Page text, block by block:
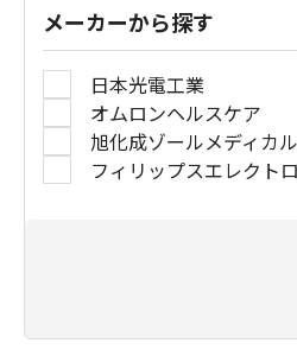
メーカーから探す
日本光電工業
オムロンヘルスケア
旭化成ゾールメディカル
フィリップスエレクト